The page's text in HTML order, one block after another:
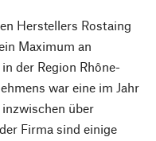
Herstellers Rostaing
Maximum an
der Region Rhône-
war eine im Jahr
über
Firma sind einige